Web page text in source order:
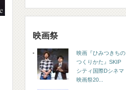
映画祭
映画『ひみつきちの
つくりかた』SKIP
シティ国際Dシネマ
映画祭20...